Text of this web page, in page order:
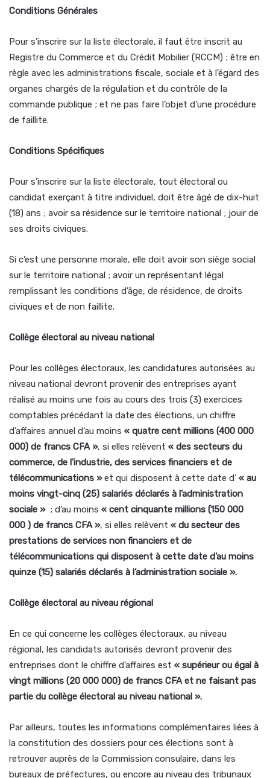
Conditions Générales
Pour s’inscrire sur la liste électorale, il faut être inscrit au
Registre du Commerce et du Crédit Mobilier (RCCM) ; être en
règle avec les administrations fiscale, sociale et à l’égard des
organes chargés de la régulation et du contrôle de la
commande publique ; et ne pas faire l’objet d’une procédure
de faillite.
Conditions Spécifiques
Pour s’inscrire sur la liste électorale, tout électoral ou
candidat exerçant à titre individuel, doit être âgé de dix-huit
(18) ans ; avoir sa résidence sur le territoire national ; jouir de
ses droits civiques.
Si c’est une personne morale, elle doit avoir son siège social
sur le territoire national ; avoir un représentant légal
remplissant les conditions d’âge, de résidence, de droits
civiques et de non faillite.
Collège électoral au niveau national
Pour les collèges électoraux, les candidatures autorisées au
niveau national devront provenir des entreprises ayant
réalisé au moins une fois au cours des trois (3) exercices
comptables précédant la date des élections, un chiffre
d’affaires annuel d’au moins « quatre cent millions (400 000
000) de francs CFA », si elles relèvent « des secteurs du
commerce, de l’industrie, des services financiers et de
télécommunications »et qui disposent à cette date d’ « au
moins vingt-cinq (25) salariés déclarés à l’administration
sociale » ; d’au moins « cent cinquante millions (150 000
000 ) de francs CFA », si elles relèvent « du secteur des
prestations de services non financiers et de
télécommunications qui disposent à cette date d’au moins
quinze (15) salariés déclarés à l’administration sociale ».
Collège électoral au niveau régional
En ce qui concerne les collèges électoraux, au niveau
régional, les candidats autorisés devront provenir des
entreprises dont le chiffre d’affaires est « supérieur ou égal à
vingt millions (20 000 000) de francs CFA et ne faisant pas
partie du collège électoral au niveau national ».
Par ailleurs, toutes les informations complémentaires liées à
la constitution des dossiers pour ces élections sont à
retrouver auprès de la Commission consulaire, dans les
bureaux de préfectures, ou encore au niveau des tribunaux